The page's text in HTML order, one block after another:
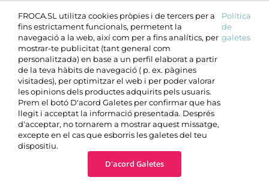
FROCA.SL utilitza cookies pròpies i de tercers per a
fins estrictament funcionals, permetent la
navegació a la web, així com per a fins analítics, per
mostrar-te publicitat (tant general com
personalitzada) en base a un perfil elaborat a partir
de la teva hàbits de navegació ( p. ex. pàgines
visitades), per optimitzar el web i per poder valorar
les opinions dels productes adquirits pels usuaris.
Prem el botó D'acord Galetes per confirmar que has
llegit i acceptat la informació presentada. Després
d'acceptar, no tornarem a mostrar aquest missatge,
excepte en el cas que esborris les galetes del teu
dispositiu.
Política
de
galetes
D'acord Galetes